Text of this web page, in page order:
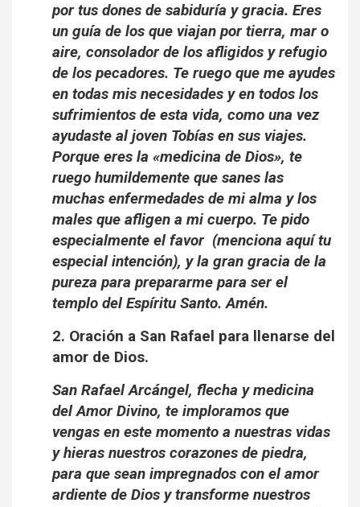
por tus dones de sabiduría y gracia. Eres
un guía de los que viajan por tierra, mar o
aire, consolador de los afligidos y refugio
de los pecadores. Te ruego que me ayudes
en todas mis necesidades y en todos los
sufrimientos de esta vida, como una vez
ayudaste al joven Tobías en sus viajes.
Porque eres la «medicina de Dios», te
ruego humildemente que sanes las
muchas enfermedades de mi alma y los
males que afligen a mi cuerpo. Te pido
especialmente el favor (menciona aquí tu
especial intención), y la gran gracia de la
pureza para prepararme para ser el
templo del Espíritu Santo. Amén.
2. Oración a San Rafael para llenarse del
amor de Dios.
San Rafael Arcángel, flecha y medicina
del Amor Divino, te imploramos que
vengas en este momento a nuestras vidas
y hieras nuestros corazones de piedra,
para que sean impregnados con el amor
ardiente de Dios y transforme nuestros